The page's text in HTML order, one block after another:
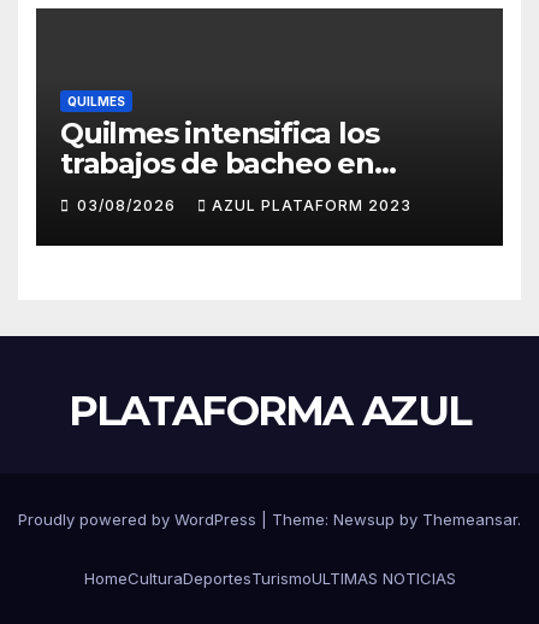
QUILMES
Quilmes intensifica los
trabajos de bacheo en
distintos barrios
03/08/2026 AZUL PLATAFORM 2023
PLATAFORMA AZUL
Proudly powered by WordPress Theme: Newsup by Themeansar.
HomeCulturaDeportesTurismoULTIMAS NOTICIAS